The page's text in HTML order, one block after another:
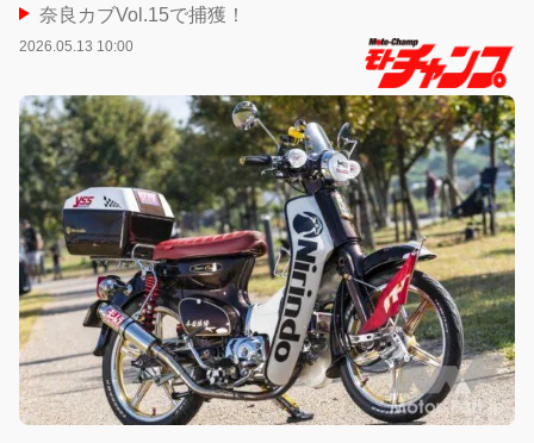
奈良カブVol.15で捕獲！
2026.05.13 10:00